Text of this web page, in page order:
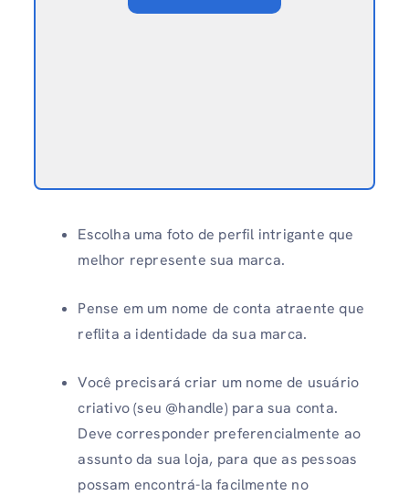
Escolha uma foto de perfil intrigante que
melhor represente sua marca.
Pense em um nome de conta atraente que
reflita a identidade da sua marca.
Você precisará criar um nome de usuário
criativo (seu @handle) para sua conta.
Deve corresponder preferencialmente ao
assunto da sua loja, para que as pessoas
possam encontrá-la facilmente no